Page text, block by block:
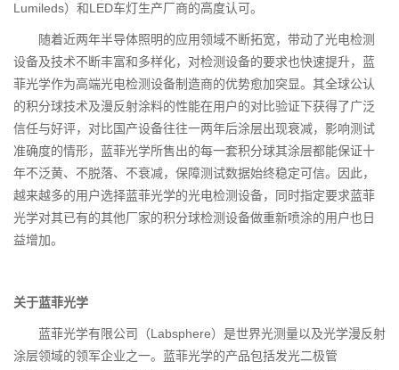
Lumileds）和LED车灯生产厂商的高度认可。
随着近两年半导体照明的应用领域不断拓宽，带动了光电检测
设备及技术不断丰富和多样化，对检测设备的要求也快速提升，蓝
菲光学作为高端光电检测设备制造商的优势愈加突显。其全球公认
的积分球技术及漫反射涂料的性能在用户的对比验证下获得了广泛
信任与好评，对比国产设备往往一两年后涂层出现衰减，影响测试
准确度的情形，蓝菲光学所售出的每一套积分球其涂层都能保证十
年不泛黄、不脱落、不衰减，保障测试数据始终稳定可信。因此，
越来越多的用户选择蓝菲光学的光电检测设备，同时指定要求蓝菲
光学对其已有的其他厂家的积分球检测设备做重新喷涂的用户也日
益增加。
关于蓝菲光学
蓝菲光学有限公司（Labsphere）是世界光测量以及光学漫反射
涂层领域的领军企业之一。蓝菲光学的产品包括发光二极管